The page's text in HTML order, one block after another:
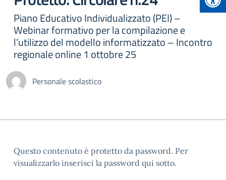
Piano Educativo Individualizzato (PEI) –
Webinar formativo per la compilazione e
l’utilizzo del modello informatizzato – Incontro
regionale online 1 ottobre 25
Personale scolastico
Questo contenuto è protetto da password. Per
visualizzarlo inserisci la password qui sotto.